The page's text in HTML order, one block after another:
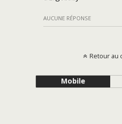
AUCUNE RÉPONSE
Retour au
Mobile